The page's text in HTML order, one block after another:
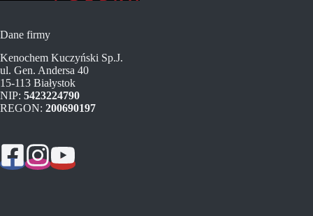
Dane firmy
Kenochem Kuczyński Sp.J.
ul. Gen. Andersa 40
15-113 Białystok
NIP: 5423224790
REGON: 200690197